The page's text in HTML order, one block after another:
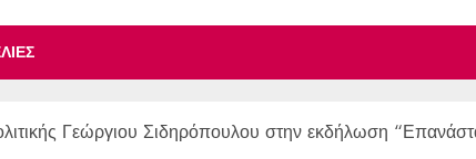
Γεώργιου Σιδηρόπουλου στην εκδήλωση